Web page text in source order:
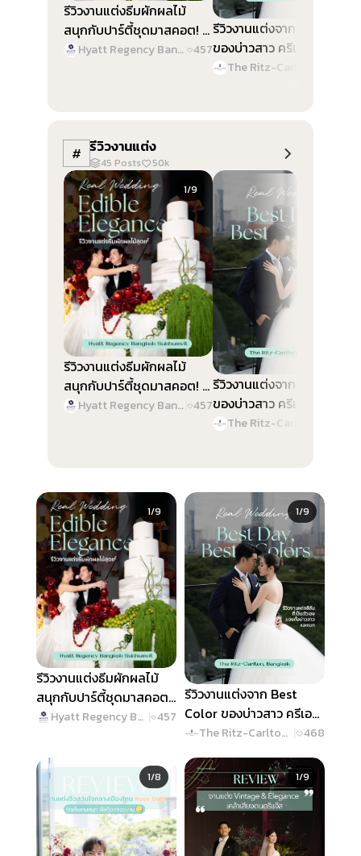
รีวิวงานแต่งธีมผักผลไม้
สนุกกับปาร์ตี้ชุดมาสคอต! @
Hyatt Regency Bangkok
Hyatt Regency Bangkok Sukhumvit 457
รีวิวงานแต่งจาก Best Color
ของบ่าวสาว ครีเอทงานสวย
ทุกดีเทล @ The Ritz-
# รีวิวงานแต่ง
45 Posts 50k
Slide 1 of 9
1/9
รีวิวงานแต่งธีมผักผลไม้
สนุกกับปาร์ตี้ชุดมาสคอต! @
Hyatt Regency Bangkok
Hyatt Regency Bangkok Sukhumvit 457
Slide 1 of 9
รีวิวงานแต่งจาก Best Color
ของบ่าวสาว ครีเอทงานสวย
ทุกดีเทล @ The Ritz-
Slide 1 of 9
1/9
รีวิวงานแต่งธีมผักผลไม้
สนุกกับปาร์ตี้ชุดมาสคอต!
@ Hyatt RegencyHyatt Regency Bangkok Sukhumvit | 457
Slide 1 of 9
1/9
รีวิวงานแต่งจาก Best
Color ของบ่าวสาว ครีเอท
งานสวยทุกดีเทล @ The
The Ritz-Carlton, Bangkok 468
Slide 1 of 8
1/8
Slide 1 of 9
1/9